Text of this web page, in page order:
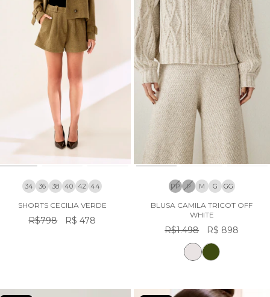
34 36 38 40 42 44
SHORTS CECILIA VERDE
R$798 R$ 478
PP P M G GG
BLUSA CAMILA TRICOT OFF
WHITE
R$1.498 R$ 898